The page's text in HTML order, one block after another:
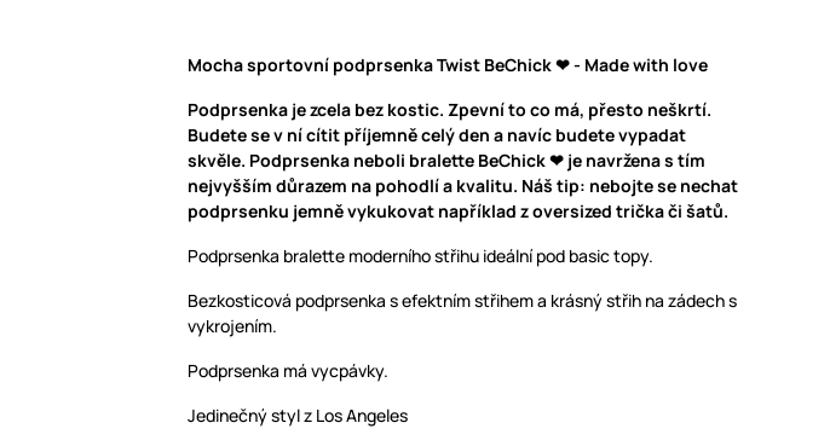
Mocha sportovní podprsenka Twist BeChick ❤ - Made with love
Podprsenka je zcela bez kostic. Zpevní to co má, přesto neškrtí.
Budete se v ní cítit příjemně celý den a navíc budete vypadat
skvěle. Podprsenka neboli bralette BeChick ❤ je navržena s tím
nejvyšším důrazem na pohodlí a kvalitu. Náš tip: nebojte se nechat
podprsenku jemně vykukovat například z oversized trička či šatů.
Podprsenka bralette moderního střihu ideální pod basic topy.
Bezkosticová podprsenka s efektním střihem a krásný střih na zádech s
vykrojením.
Podprsenka má vycpávky.
Jedinečný styl z Los Angeles